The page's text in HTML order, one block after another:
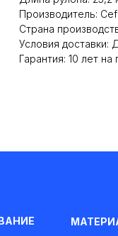
Производитель:
Cтрана
Условия доставки:
Гарантия: 10 лет